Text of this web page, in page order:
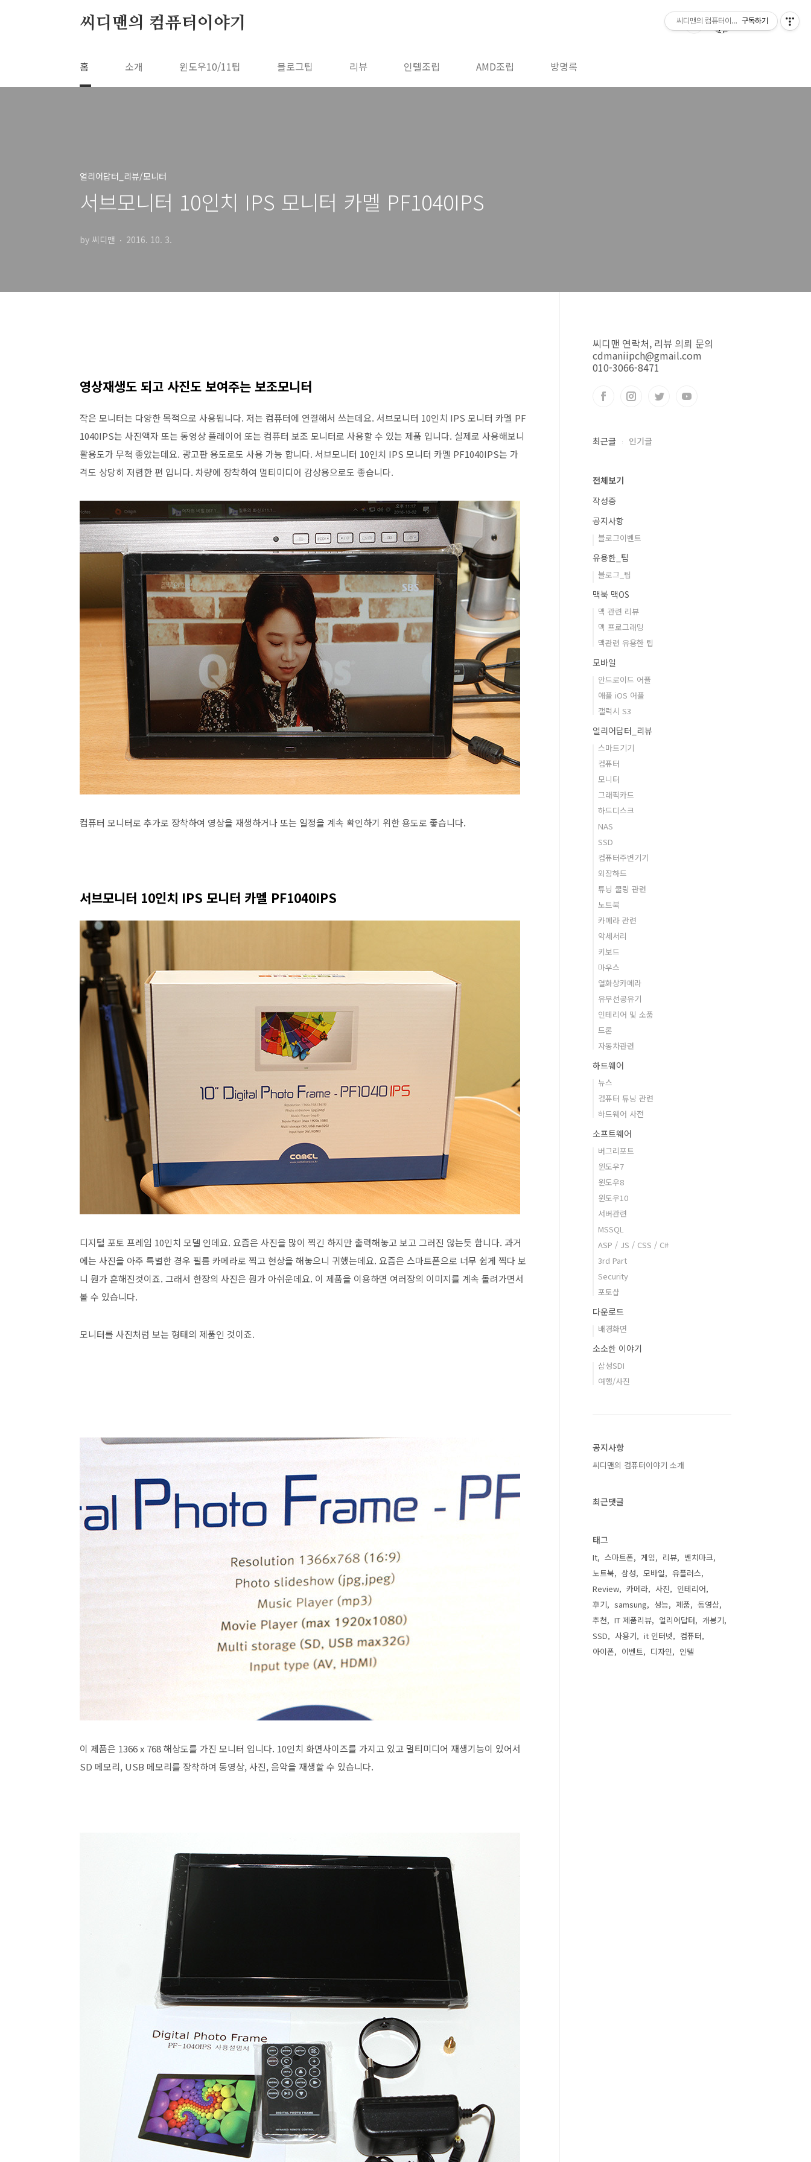
씨디맨의 컴퓨터이야기
홈 소개 윈도우10/11팁 블로그팁 리뷰 인텔조립 AMD조립 방명록
얼리어답터_리뷰/모니터
서브모니터 10인치 IPS 모니터 카멜 PF1040IPS
by 씨디맨 2016. 10. 3.
영상재생도 되고 사진도 보여주는 보조모니터
작은 모니터는 다양한 목적으로 사용됩니다. 저는 컴퓨터에 연결해서 쓰는데요. 서브모니터 10인치 IPS 모니터 카멜 PF
1040IPS는 사진액자 또는 동영상 플레이어 또는 컴퓨터 보조 모니터로 사용할 수 있는 제품 입니다. 실제로 사용해보니
활용도가 무척 좋았는데요. 광고판 용도로도 사용 가능 합니다. 서브모니터 10인치 IPS 모니터 카멜 PF1040IPS는 가
격도 상당히 저렴한 편 입니다. 차량에 장착하여 멀티미디어 감상용으로도 좋습니다.
컴퓨터 모니터로 추가로 장착하여 영상을 재생하거나 또는 일정을 계속 확인하기 위한 용도로 좋습니다.
서브모니터 10인치 IPS 모니터 카멜 PF1040IPS
디지털 포토 프레임 10인치 모델 인데요. 요즘은 사진을 많이 찍긴 하지만 출력해놓고 보고 그러진 않는듯 합니다. 과거
에는 사진을 아주 특별한 경우 필름 카메라로 찍고 현상을 해놓으니 귀했는데요. 요즘은 스마트폰으로 너무 쉽게 찍다 보
니 뭔가 흔해진것이죠. 그래서 한장의 사진은 뭔가 아쉬운데요. 이 제품을 이용하면 여러장의 이미지를 계속 돌려가면서
볼 수 있습니다.
모니터를 사진처럼 보는 형태의 제품인 것이죠.
이 제품은 1366 x 768 해상도를 가진 모니터 입니다. 10인치 화면사이즈를 가지고 있고 멀티미디어 재생기능이 있어서
SD 메모리, USB 메모리를 장착하여 동영상, 사진, 음악을 재생할 수 있습니다.
씨디맨 연락처, 리뷰 의뢰 문의
cdmaniipch@gmail.com
010-3066-8471
최근글 인기글
전체보기
작성중
공지사항
블로그이벤트
유용한_팁
블로그_팁
맥북 맥OS
맥 관련 리뷰
맥 프로그래밍
맥관련 유용한 팁
모바일
안드로이드 어플
애플 iOS 어플
갤럭시 S3
얼리어답터_리뷰
스마트기기
컴퓨터
모니터
그래픽카드
하드디스크
NAS
SSD
컴퓨터주변기기
외장하드
튜닝 쿨링 관련
노트북
카메라 관련
악세서리
키보드
마우스
열화상카메라
유무선공유기
인테리어 및 소품
드론
자동차관련
하드웨어
뉴스
컴퓨터 튜닝 관련
하드웨어 사전
소프트웨어
버그리포트
윈도우7
윈도우8
윈도우10
서버관련
MSSQL
ASP / JS / CSS / C#
3rd Part
Security
포토샵
다운로드
배경화면
소소한 이야기
삼성SDI
여행/사진
공지사항
씨디맨의 컴퓨터이야기 소개
최근댓글
태그
It 스마트폰 게임 리뷰
벤치마크
노트북
삼성 모바일
유플러스
Review
카메라 사진
인테리어
후기
samsung 성능 제품
동영상
추천
IT 제품리뷰 얼리어답터
개봉기
SSD
사용기 it 인터넷
컴퓨터
아이폰
이벤트 디자인 인텔
씨디맨의 컴퓨터이야기구독하기